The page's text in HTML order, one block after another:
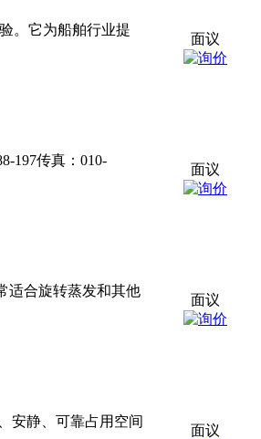
。它为船舶行业提
面议
197传真：010-
面议
适合旋转蒸发和其他
面议
安静、可靠占用空间
面议